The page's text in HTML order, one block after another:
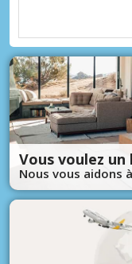
Vous voulez
Nous vous aidons